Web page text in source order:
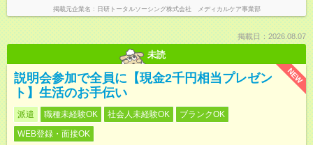
掲載元企業名 日研トータルソーシング株式会社 メディカルケア事業部
掲載日：2026.08.07
未読
NEW
説明会参加で全員に【現金2千円相当プレゼン
ト】生活のお手伝い
派遣 職種未経験OK 社会人未経験OK
ブランクOK
WEB登録・面接OK